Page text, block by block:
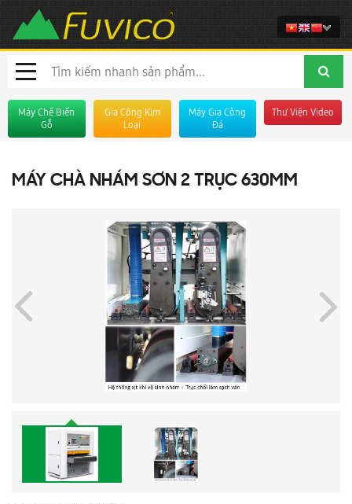
Máy Chế Biến
Gỗ
Gia Công Kim
Loại
Máy Gia Công
Đá
Thư Viện Video
MÁY CHÀ NHÁM SƠN 2 TRỤC 630MM